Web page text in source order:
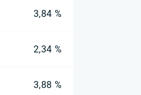
3,84 %
2,34 %
3,88 %